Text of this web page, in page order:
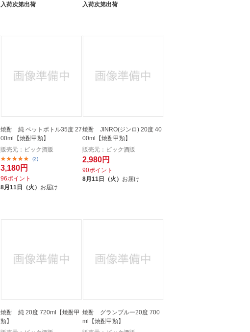
入荷次第出荷
入荷次第出荷
焼酎 純 ペットボトル35度 27
00ml【焼酎甲類】
販売元：ビック酒販
(2)
3,180円
96ポイント
8月11日（火） お届け
焼酎 JINRO(ジンロ) 20度 40
00ml【焼酎甲類】
販売元：ビック酒販
2,980円
90ポイント
8月11日（火） お届け
焼酎 純 20度 720ml【焼酎甲
類】
焼酎 グランブルー20度 700
ml【焼酎甲類】